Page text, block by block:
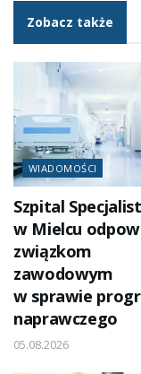
Zobacz także
WIADOMOŚCI
Szpital
w Mielcu
związkom
zawodowym
w sprawie
naprawczego
05.08.2026